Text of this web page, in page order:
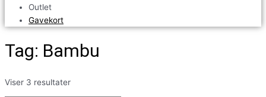
Outlet
Gavekort
Tag: Bambu
Viser 3 resultater